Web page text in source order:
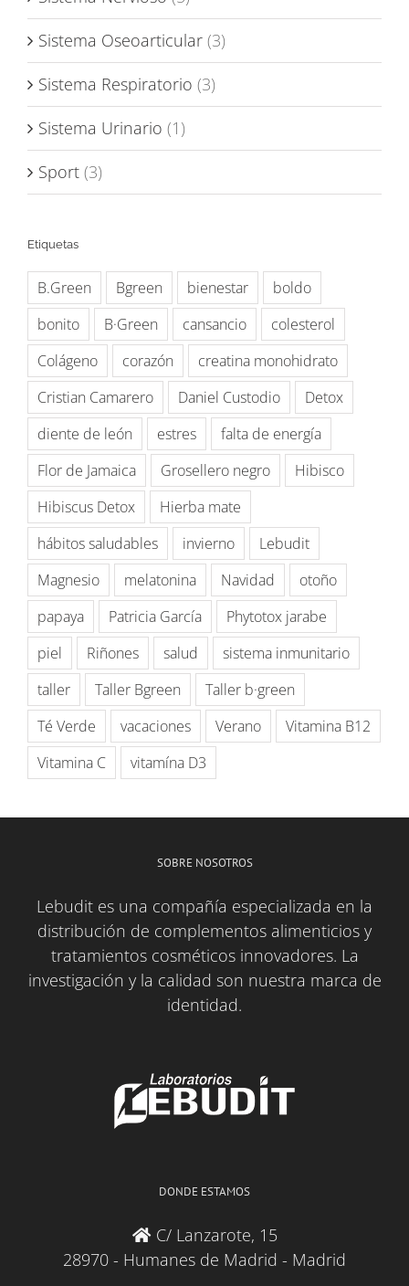
Sistema Oseoarticular (3)
Sistema Respiratorio (3)
Sistema Urinario (1)
Sport (3)
Etiquetas
B.Green Bgreen bienestar
boldo
bonito
B·Green cansancio
colesterol
Colágeno
corazón
creatina monohidrato
Cristian Camarero
Daniel Custodio
Detox
diente de león
estres
falta de energía
Flor de Jamaica
Grosellero negro
Hibisco
Hibiscus Detox
Hierba mate
hábitos saludables
invierno
Lebudit
Magnesio
melatonina Navidad
otoño
papaya
Patricia García
Phytotox jarabe
piel
Riñones salud
sistema inmunitario
taller
Taller Bgreen
Taller b·green
Té Verde
vacaciones Verano
Vitamina B12
Vitamina C
vitamína D3
SOBRE NOSOTROS
Lebudit es una compañía especializada en la
distribución de complementos alimenticios y
tratamientos cosméticos innovadores. La
investigación y la calidad son nuestra marca de
identidad.
DONDE ESTAMOS
C/ Lanzarote, 15
28970 - Humanes de Madrid - Madrid